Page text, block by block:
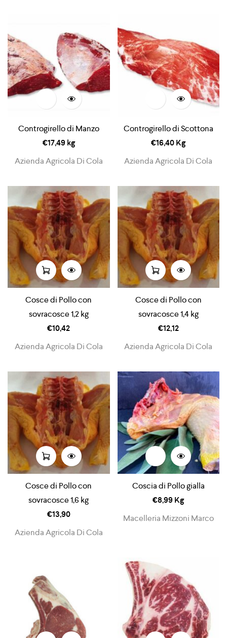
Controgirello di Manzo
€17,49 kg
Azienda Agricola Di Cola
Controgirello di Scottona
€16,40Kg
Azienda Agricola Di Cola
Cosce di Pollo con
sovracosce 1,2 kg
€10,42
Azienda Agricola Di Cola
Cosce di Pollo con
sovracosce 1,4 kg
€12,12
Azienda Agricola Di Cola
Cosce di Pollo con
sovracosce 1,6 kg
€13,90
Azienda Agricola Di Cola
Coscia di Pollo gialla
€8,99 Kg
Macelleria Mizzoni Marco